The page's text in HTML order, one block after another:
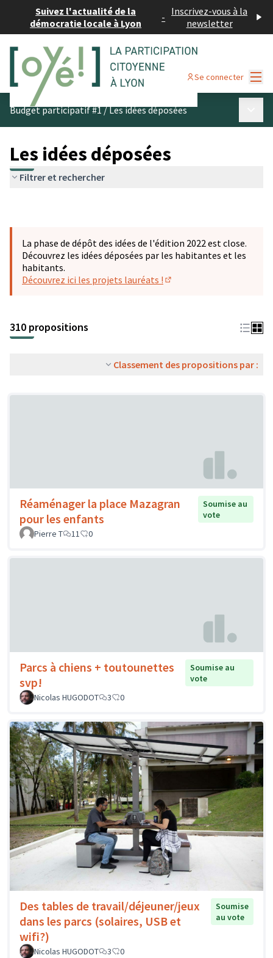
Suivez l'actualité de la
démocratie locale à Lyon
- Inscrivez-vous à la
newsletter
Se connecter
Budget participatif #1/Les idées déposées
Les idées déposées
Filtrer et rechercher
La phase de dépôt des idées de l'édition 2022 est close.
Découvrez les idées déposées par les habitantes et les
habitants.
Découvrez ici les projets lauréats !
310 propositions
Classement des propositions par :
Réaménager la place Mazagran
pour les enfants
Soumise au
vote
Pierre T
11 0
Parcs à chiens + toutounettes
svp!
Soumise au
vote
Nicolas HUGODOT
3 0
Des tables de travail/déjeuner/jeux
dans les parcs (solaires, USB et
wifi?)
Soumise
au vote
Nicolas HUGODOT 3 0